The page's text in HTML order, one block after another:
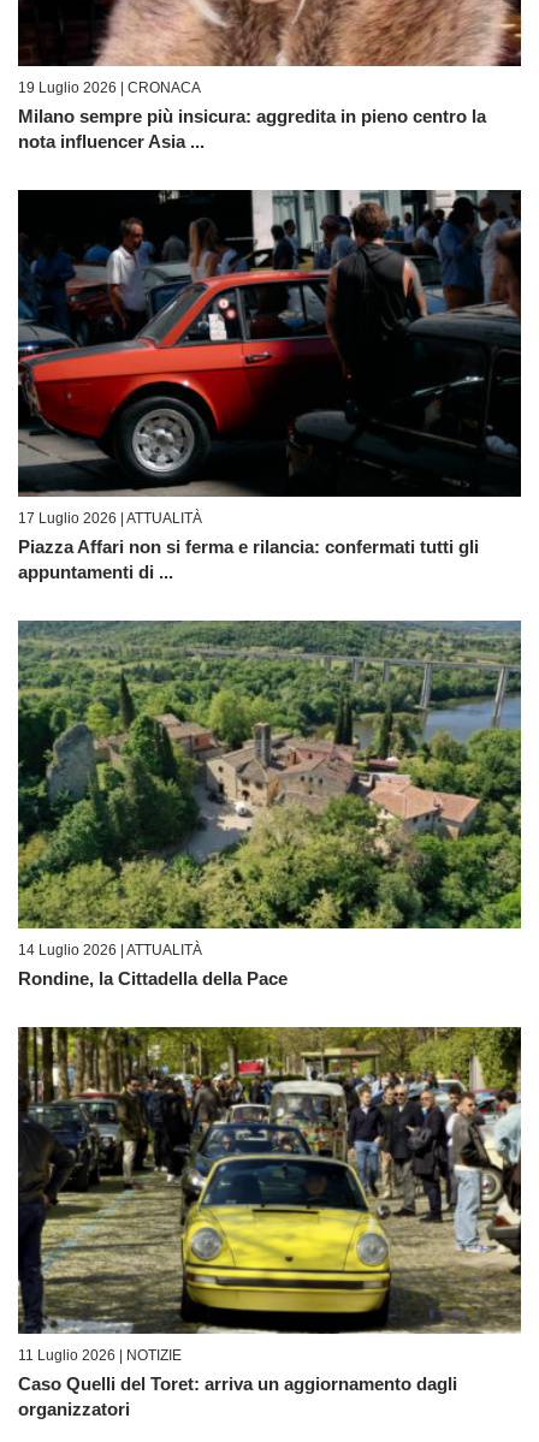
19 Luglio 2026 | CRONACA
Milano sempre più insicura: aggredita in pieno centro la
nota influencer Asia ...
17 Luglio 2026 | ATTUALITÀ
Piazza Affari non si ferma e rilancia: confermati tutti gli
appuntamenti di ...
14 Luglio 2026 | ATTUALITÀ
Rondine, la Cittadella della Pace
11 Luglio 2026 | NOTIZIE
Caso Quelli del Toret: arriva un aggiornamento dagli
organizzatori